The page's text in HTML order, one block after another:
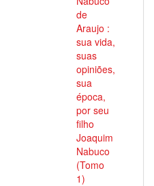
de
Araujo :
sua vida,
suas
opiniões,
sua
época,
por seu
filho
Joaquim
Nabuco
(Tomo
1)